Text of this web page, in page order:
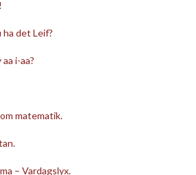
ha det Leif?
i-aa?
matematik.
– Vardagslyx.